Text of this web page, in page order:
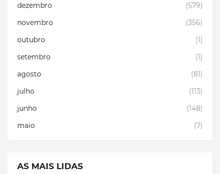
dezembro
(579)
novembro
(356)
outubro
(1)
setembro
(1)
agosto
(81)
julho
(113)
junho
(148)
maio
(7)
AS MAIS LIDAS